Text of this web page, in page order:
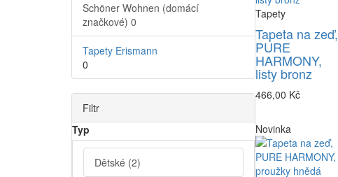
Schöner Wohnen (domácí
značkové) 0
Tapety Erismann
0
Filtr
Typ
Dětské (2)
Tapety
Tapeta na zeď,
PURE
HARMONY,
listy bronz
466,00 Kč
Novinka